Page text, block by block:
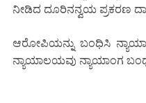
ನೀಡಿದ ದೂರಿನನ್ವಯ ಪ್ರಕರಣ
ಆರೋಪಿಯನ್ನು ಬಂಧಿಸಿ
ನ್ಯಾಯಾಲಯವು ನ್ಯಾಯಾಂಗ